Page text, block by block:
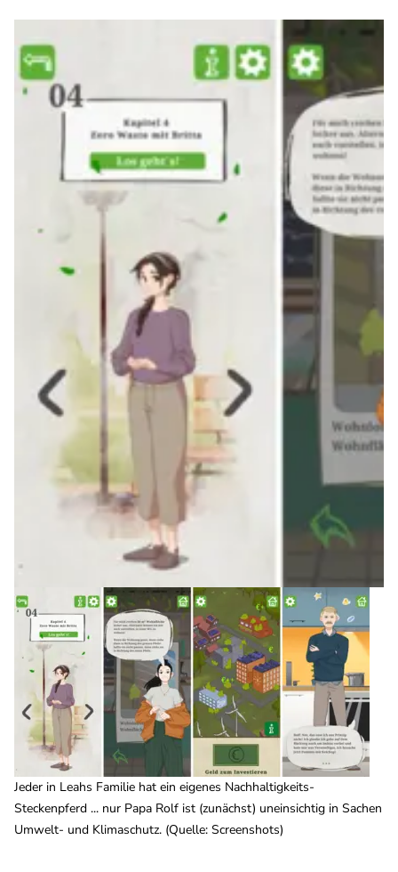
Jeder in Leahs Familie hat ein eigenes Nachhaltigkeits-
Steckenpferd ... nur Papa Rolf ist (zunächst) uneinsichtig in Sachen
Umwelt- und Klimaschutz. (Quelle: Screenshots)